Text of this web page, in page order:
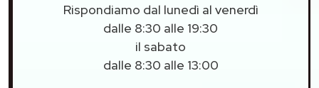
Rispondiamo dal lunedì al venerdì
dalle 8:30 alle 19:30
il sabato
dalle 8:30 alle 13:00